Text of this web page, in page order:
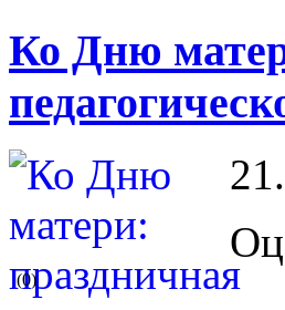
Ко Дню
(0)